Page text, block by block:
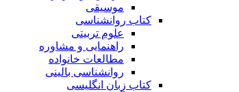
موسیقی
کتاب روانشناسی
علوم تربیتی
راهنمایی و مشاوره
مطالعات خانواده
روانشناسی بالینی
کتاب زبان انگلیسی